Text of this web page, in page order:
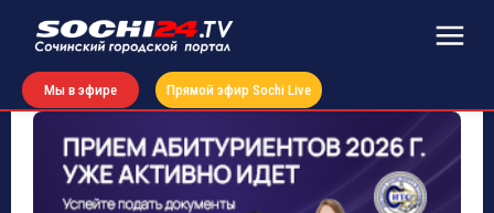
Мы в эфире Прямой эфир Sochi Live